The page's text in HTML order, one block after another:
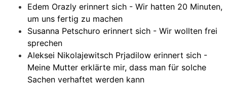
Edem Orazly erinnert sich - Wir hatten 20 Minuten,
um uns fertig zu machen
Susanna Petschuro erinnert sich - Wir wollten frei
sprechen
Aleksei Nikolajewitsch Prjadilow erinnert sich -
Meine Mutter erklärte mir, dass man für solche
Sachen verhaftet werden kann